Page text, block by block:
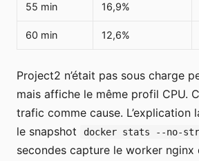
55 min 16,9%
60 min 12,6%
Project2 n’était pas sous charge
mais affiche le même profil CPU.
trafic comme cause. L’explication
le snapshot
docker stats --no-
secondes capture le worker nginx